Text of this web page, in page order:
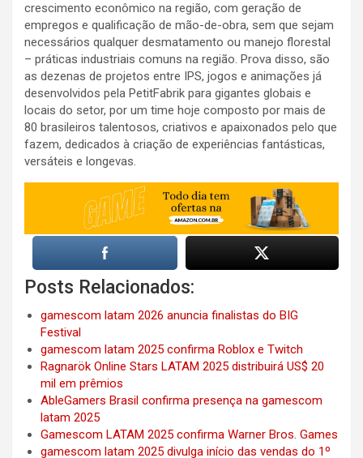
crescimento econômico na região, com geração de
empregos e qualificação de mão-de-obra, sem que sejam
necessários qualquer desmatamento ou manejo florestal
– práticas industriais comuns na região. Prova disso, são
as dezenas de projetos entre IPS, jogos e animações já
desenvolvidos pela PetitFabrik para gigantes globais e
locais do setor, por um time hoje composto por mais de
80 brasileiros talentosos, criativos e apaixonados pelo que
fazem, dedicados à criação de experiências fantásticas,
versáteis e longevas.
Posts Relacionados:
gamescom latam 2026 anuncia finalistas do BIG
Festival
gamescom latam 2025 confirma Roblox e Twitch
Ragnarök Online Stars LATAM 2025 distribuirá US$ 20
mil em prêmios
AbleGamers Brasil confirma presença na gamescom
latam 2025
Gamescom LATAM 2025 confirma Warner Bros. Games
gamescom latam 2025 divulga início das vendas do 1º